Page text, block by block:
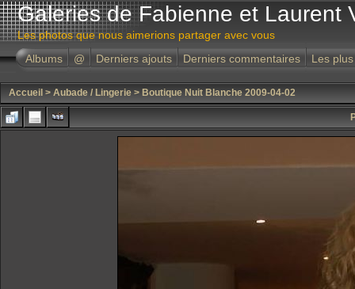
Galeries de Fabienne et Laurent
Les photos que nous aimerions partager avec vous
Albums
@ Derniers ajouts Derniers commentaires Les
Accueil > Aubade / Lingerie > Boutique Nuit Blanche 2009-04-02